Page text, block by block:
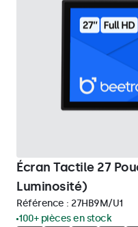
Écran Tactile 27
Luminosité)
Référence : 27HB9M/U1
100+ pièces en stock